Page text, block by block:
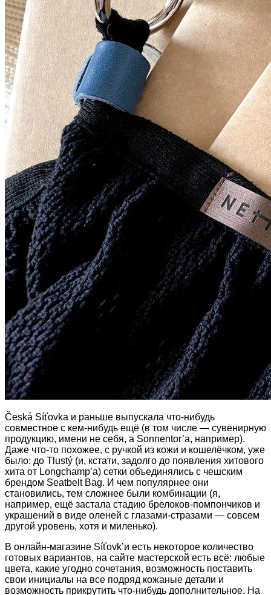
Česká Síťovka и раньше выпускала что-нибудь
совместное с кем-нибудь ещё (в том числе — сувенирную
продукцию, имени не себя, а Sonnentor’а, например).
Даже что-то похожее, с ручкой из кожи и кошелёчком, уже
было: до Tlustý (и, кстати, задолго до появления хитового
хита от Longchamp’а) сетки объединялись с чешским
брендом Seatbelt Bag. И чем популярнее они
становились, тем сложнее были комбинации (я,
например, ещё застала стадию брелоков-помпончиков и
украшений в виде оленей с глазами-стразами — совсем
другой уровень, хотя и миленько).
В онлайн-магазине Síťovk’и есть некоторое количество
готовых вариантов, на сайте мастерской есть всё: любые
цвета, какие угодно сочетания, возможность поставить
свои инициалы на все подряд кожаные детали и
возможность прикрутить что-нибудь дополнительное. На